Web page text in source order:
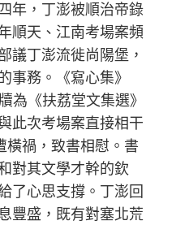
年，丁澎被順治帝錄
順天、江南考場案頻
議丁澎流徙尚陽堡，
事務。《寫心集》
為《扶荔堂文集選》
此次考場案直接相干
橫禍，致書相慰。書
對其文學才幹的欽
了心思支撐。丁澎回
豐盛，既有對塞北荒